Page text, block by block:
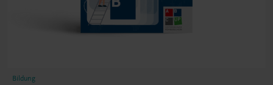
Bildung